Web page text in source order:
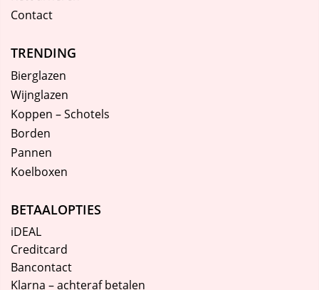
Contact
TRENDING
Bierglazen
Wijnglazen
Koppen – Schotels
Borden
Pannen
Koelboxen
BETAALOPTIES
iDEAL
Creditcard
Bancontact
Klarna – achteraf betalen